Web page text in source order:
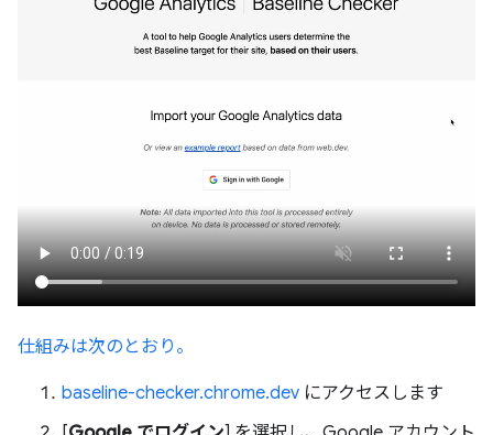
仕組みは次のとおり。
baseline-checker.chrome.dev にアクセスします